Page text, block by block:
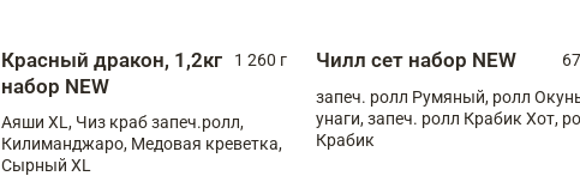
Красный дракон, 1,2кг
набор NEW
1 260 г
Аяши XL, Чиз краб запеч.ролл,
Килиманджаро, Медовая креветка,
Сырный XL
Чилл сет набор NEW
запеч. ролл Румяный, ролл
унаги, запеч. ролл Крабик Хот,
Крабик